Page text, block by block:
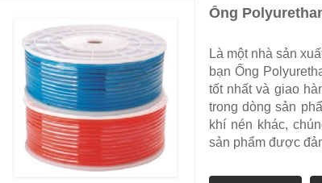
Ống
Là một nhà sản
bạn Ống
tốt nhất và giao
trong dòng sản
khí nén khác,
sản phẩm được